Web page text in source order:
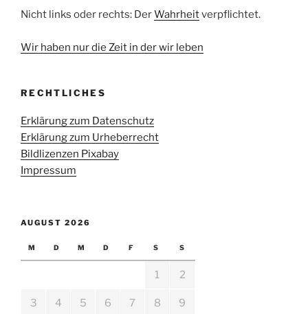
Nicht links oder rechts: DerWahrheitverpflichtet.
Wir haben nur die Zeit in der wir leben
RECHTLICHES
Erklärung zum Datenschutz
Erklärung zum Urheberrecht
Bildlizenzen Pixabay
Impressum
AUGUST 2026
M D M D F S S
1 2
3 4 5 6 7 8 9